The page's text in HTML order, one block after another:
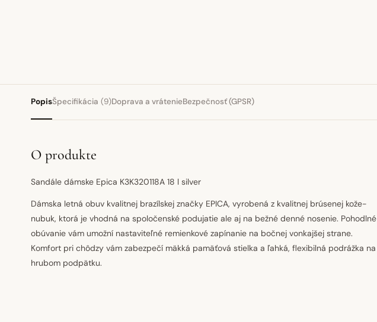
PopisŠpecifikácia (9)Doprava a vrátenieBezpečnosť (GPSR)
O produkte
Sandále dámske Epica K3K320118A 18 l silver
Dámska letná obuv kvalitnej brazílskej značky EPICA, vyrobená z kvalitnej brúsenej kože-
nubuk, ktorá je vhodná na spoločenské podujatie ale aj na bežné denné nosenie. Pohodlné
obúvanie vám umožní nastaviteľné remienkové zapínanie na bočnej vonkajšej strane.
Komfort pri chôdzy vám zabezpečí mäkká pamäťová stielka a ľahká, flexibilná podrážka na
hrubom podpätku.